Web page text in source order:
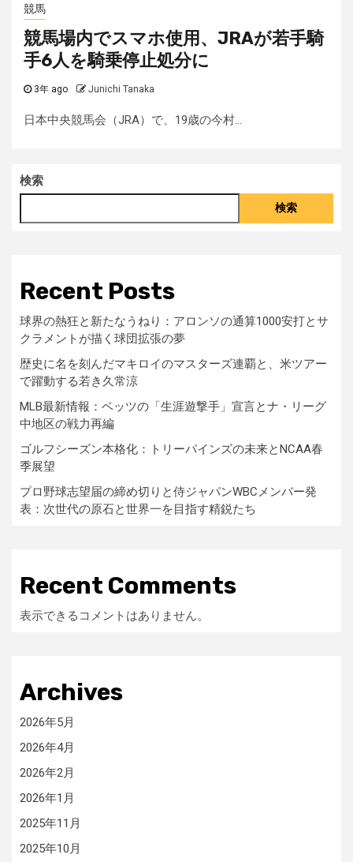
競馬
競馬場内でスマホ使用、JRAが若手騎
手6人を騎乗停止処分に
3年 ago Junichi Tanaka
日本中央競馬会（JRA）で、19歳の今村...
検索
検索
Recent Posts
球界の熱狂と新たなうねり：アロンソの通算1000安打とサ
クラメントが描く球団拡張の夢
歴史に名を刻んだマキロイのマスターズ連覇と、米ツアー
で躍動する若き久常涼
MLB最新情報：ベッツの「生涯遊撃手」宣言とナ・リーグ
中地区の戦力再編
ゴルフシーズン本格化：トリーパインズの未来とNCAA春
季展望
プロ野球志望届の締め切りと侍ジャパンWBCメンバー発
表：次世代の原石と世界一を目指す精鋭たち
Recent Comments
表示できるコメントはありません。
Archives
2026年5月
2026年4月
2026年2月
2026年1月
2025年11月
2025年10月